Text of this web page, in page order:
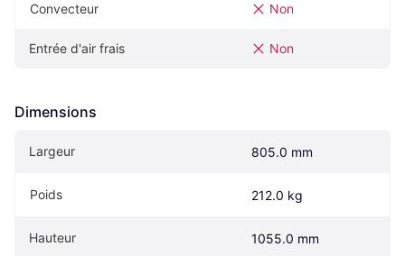
Convecteur Non
Entrée d'air frais Non
Dimensions
Largeur 805.0 mm
Poids 212.0 kg
Hauteur 1055.0 mm